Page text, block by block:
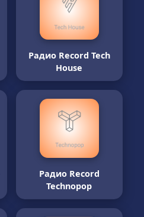
Радио Record Tech
House
Радио Record
Technopop